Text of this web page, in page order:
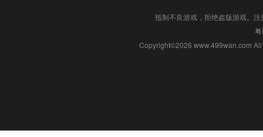
抵制不良游戏，拒绝盗版游戏。
Copyright©2026 www.499wan.com